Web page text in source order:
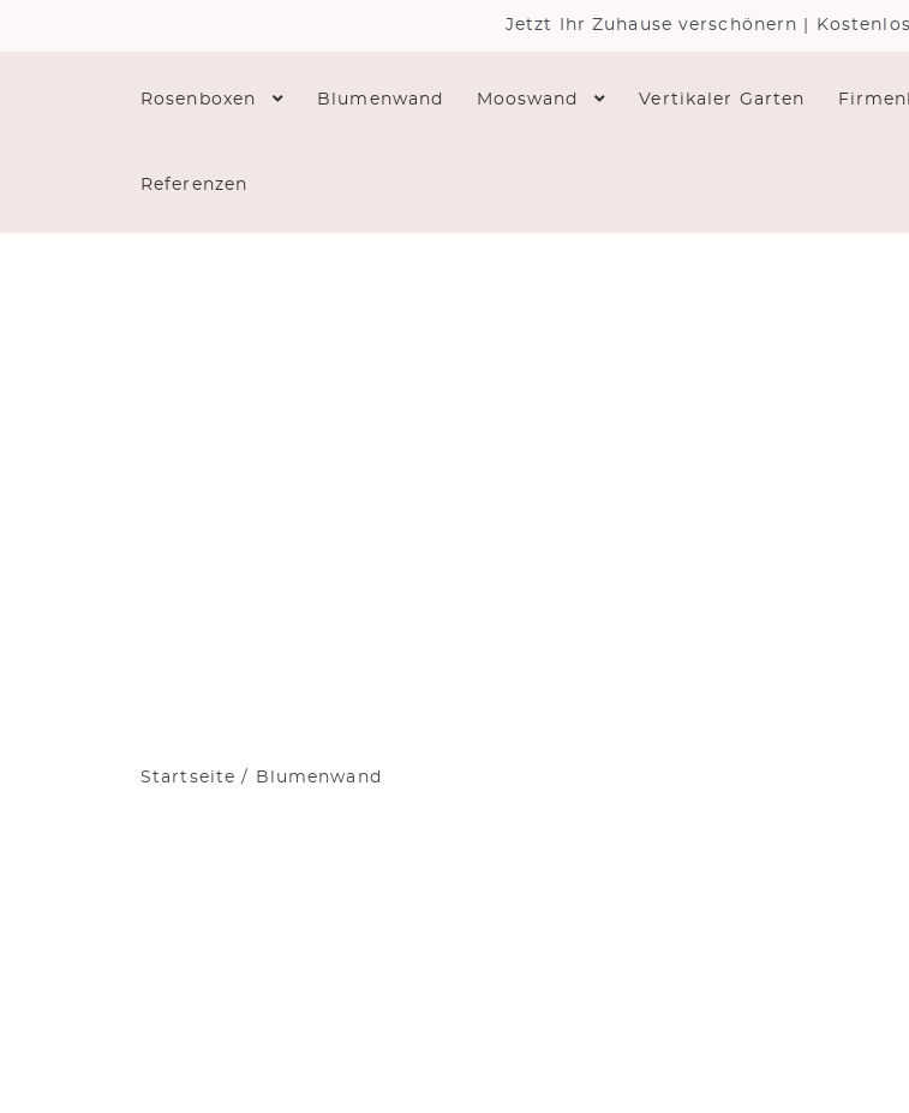
Jetzt Ihr Zuhause verschönern |
Rosenboxen Blumenwand Mooswand Vertikaler Garten
Referenzen
Startseite / Blumenwand